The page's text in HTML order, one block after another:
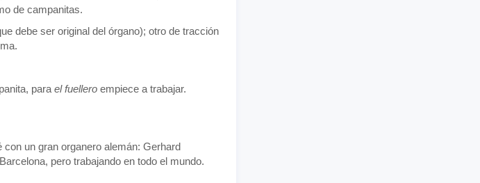
de campanitas.
debe ser original del órgano); otro de tracción
para el fuellero empiece a trabajar.
un gran organero alemán: Gerhard
pero trabajando en todo el mundo.